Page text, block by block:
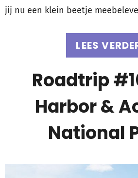
jij nu een klein beetje
LEES
Roadtrip
Harbor &
National